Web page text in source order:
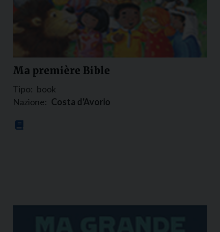
Ma première Bible
Tipo: book
Nazione: Costa d'Avorio